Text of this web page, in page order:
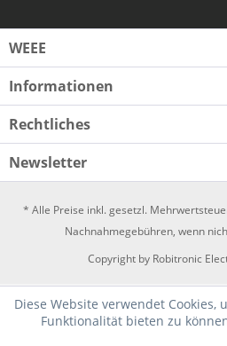
WEEE
Informationen
Rechtliches
Newsletter
* Alle Preise inkl. gesetzl.
Nachnahmegebühren, wenn
Copyright by Robitronic
Diese Website verwendet Cookies,
Funktionalität bieten zu